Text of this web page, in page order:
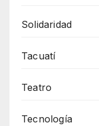
Solidaridad
Tacuatí
Teatro
Tecnología